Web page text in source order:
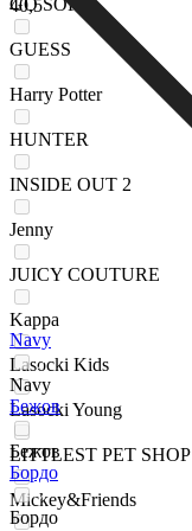
40,5
GUESS
Harry Potter
HUNTER
INSIDE OUT 2
Jenny
JUICY COUTURE
Kappa
Lasocki Kids
Lasocki Young
LITTLEST PET SHOP
Mickey&Friends
Navy
Navy
Бежов
Бежов
Бордо
Бордо